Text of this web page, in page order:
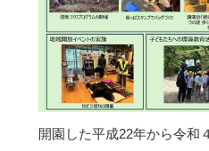
開園した平成22年から令和